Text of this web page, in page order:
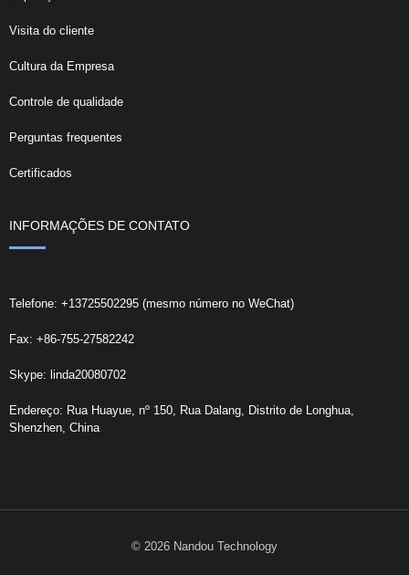
Visita do cliente
Cultura da Empresa
Controle de qualidade
Perguntas frequentes
Certificados
INFORMAÇÕES DE CONTATO
Telefone: +13725502295 (mesmo número no WeChat)
Fax: +86-755-27582242
Skype: linda20080702
Endereço: Rua Huayue, nº 150, Rua Dalang, Distrito de Longhua,
Shenzhen, China
© 2026 Nandou Technology